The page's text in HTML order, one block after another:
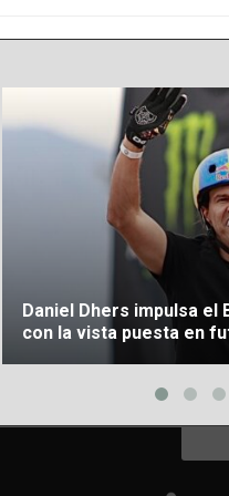
Daniel Dhers impulsa el
con la vista puesta en